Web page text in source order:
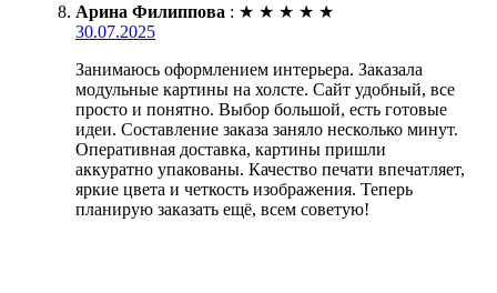
Арина Филиппова : ★ ★ ★ ★ ★
30.07.2025
Занимаюсь оформлением интерьера. Заказала
модульные картины на холсте. Сайт удобный, все
просто и понятно. Выбор большой, есть готовые
идеи. Составление заказа заняло несколько минут.
Оперативная доставка, картины пришли
аккуратно упакованы. Качество печати впечатляет,
яркие цвета и четкость изображения. Теперь
планирую заказать ещё, всем советую!